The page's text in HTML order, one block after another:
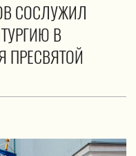
СОСЛУЖИЛ
В
ПРЕСВЯТОЙ